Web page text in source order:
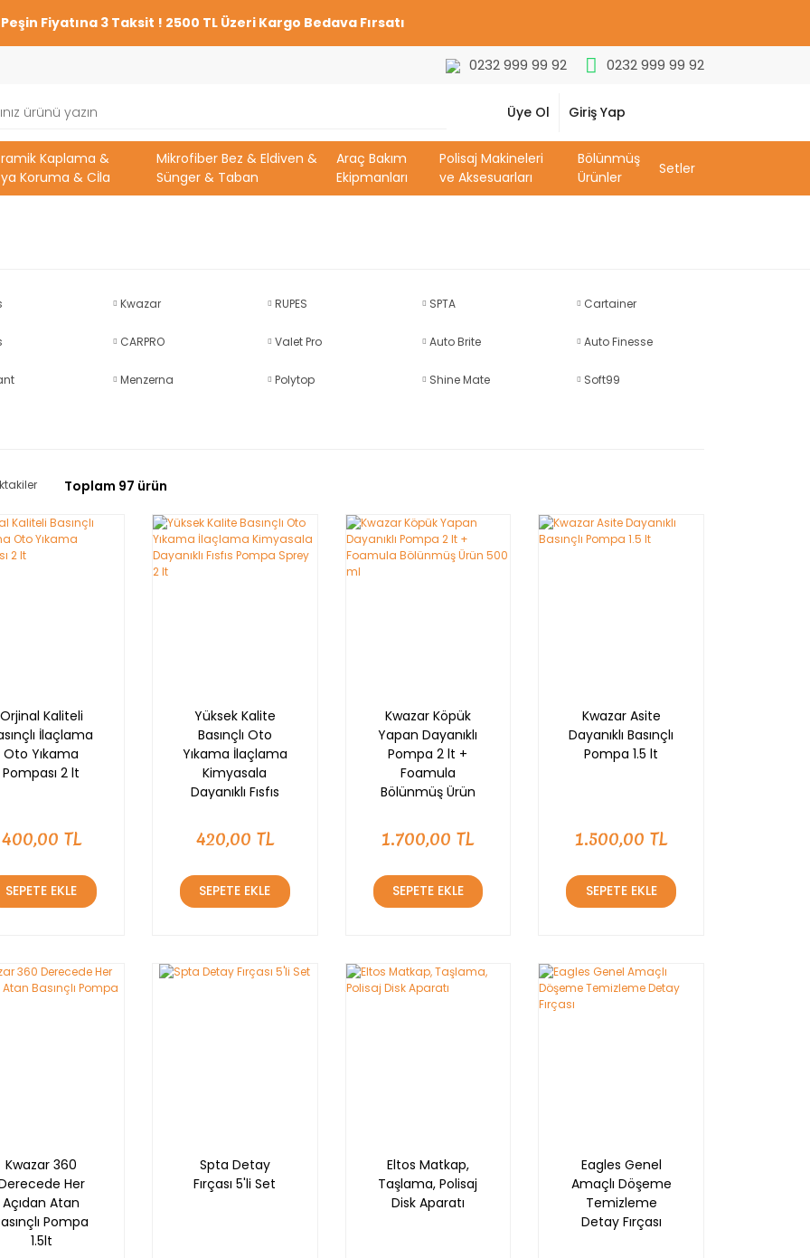
Peşin Fiyatına 3 Taksit ! 2500 TL Üzeri Kargo Bedava Fırsatı
0232 999 99 92 0232 999 99 92
Üye Ol Giriş Yap
Kaplama &
Koruma & Cİla
Mikrofiber Bez & Eldiven &
Sünger & Taban
Araç Bakım
Ekipmanları
Polisaj Makineleri
ve Aksesuarları
Bölünmüş
Ürünler
Setler
Kwazar RUPES SPTA Cartainer
CARPRO Valet Pro Auto Brite Auto Finesse
Menzerna Polytop Shine Mate Soft99
Toplam 97 ürün
Orjinal Kaliteli
İlaçlama
Oto Yıkama
Pompası 2 lt
400,00 TL
SEPETE EKLE
Yüksek Kalite
Basınçlı Oto
Yıkama İlaçlama
Kimyasala
Dayanıklı Fısfıs
420,00 TL
SEPETE EKLE
Kwazar Köpük
Yapan Dayanıklı
Pompa 2 lt +
Foamula
Bölünmüş Ürün
1.700,00 TL
SEPETE EKLE
Kwazar Asite
Dayanıklı Basınçlı
Pompa 1.5 lt
1.500,00 TL
SEPETE EKLE
Kwazar 360
Her
Açıdan Atan
Pompa
1.5lt
Spta Detay
Fırçası 5'li Set
Eltos Matkap,
Taşlama, Polisaj
Disk Aparatı
Eagles Genel
Amaçlı Döşeme
Temizleme
Detay Fırçası